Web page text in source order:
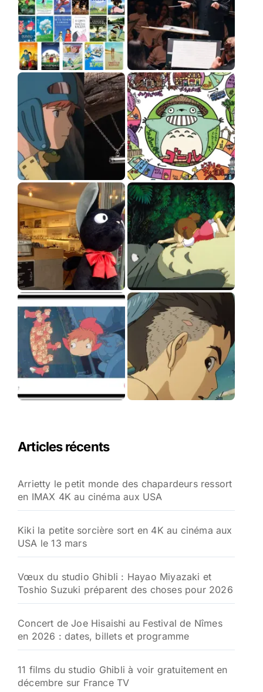
Articles récents
Arrietty le petit monde des chapardeurs ressort
en IMAX 4K au cinéma aux USA
Kiki la petite sorcière sort en 4K au cinéma aux
USA le 13 mars
Vœux du studio Ghibli : Hayao Miyazaki et
Toshio Suzuki préparent des choses pour 2026
Concert de Joe Hisaishi au Festival de Nîmes
en 2026 : dates, billets et programme
11 films du studio Ghibli à voir gratuitement en
décembre sur France TV